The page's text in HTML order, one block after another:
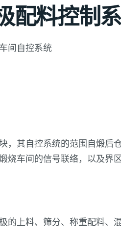
配料控制
间自控系统
，其自控系统的范围自煅后
烧车间的信号联络，以及界
的上料、筛分、称重配料、